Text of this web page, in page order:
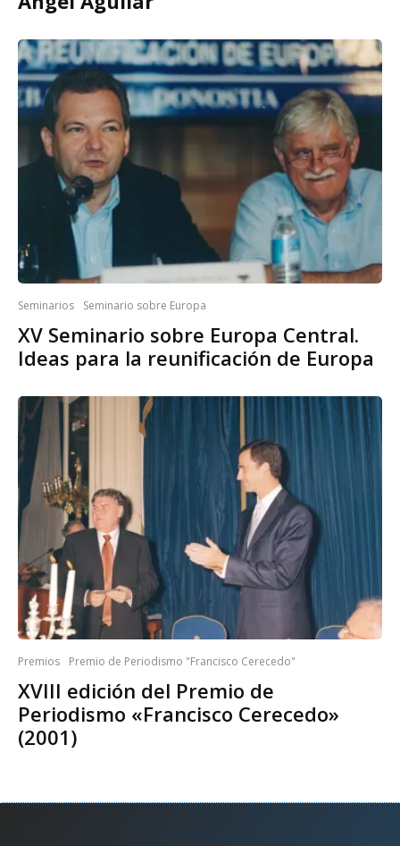
Seminarios Seminario sobre Europa
XV Seminario sobre Europa Central.
Ideas para la reunificación de Europa
Premios Premio de Periodismo "Francisco Cerecedo"
XVIII edición del Premio de
Periodismo «Francisco Cerecedo»
(2001)